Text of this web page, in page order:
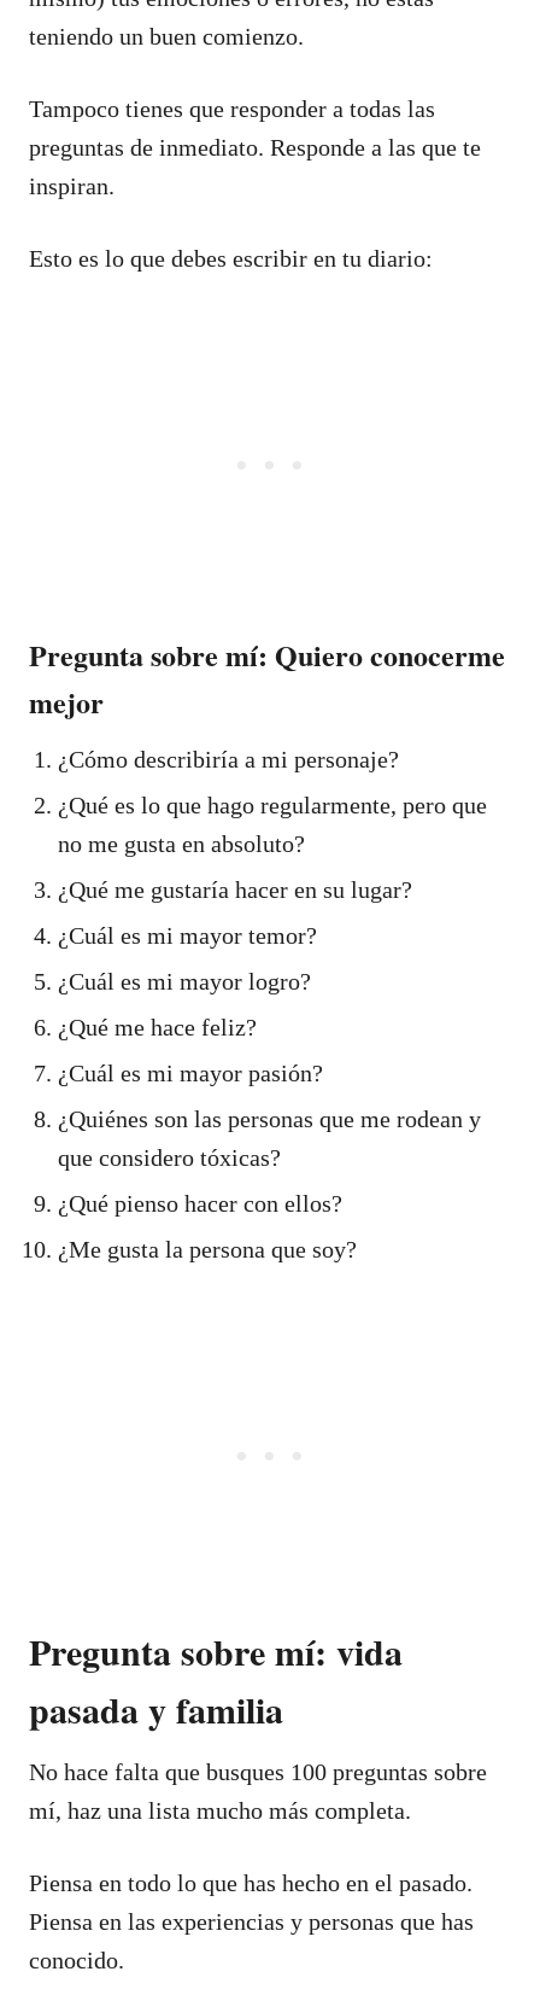
teniendo un buen comienzo.
Tampoco tienes que responder a todas las
preguntas de inmediato. Responde a las que te
inspiran.
Esto es lo que debes escribir en tu diario:
Pregunta sobre mí: Quiero conocerme
mejor
¿Cómo describiría a mi personaje?
¿Qué es lo que hago regularmente, pero que
no me gusta en absoluto?
¿Qué me gustaría hacer en su lugar?
¿Cuál es mi mayor temor?
¿Cuál es mi mayor logro?
¿Qué me hace feliz?
¿Cuál es mi mayor pasión?
¿Quiénes son las personas que me rodean y
que considero tóxicas?
¿Qué pienso hacer con ellos?
¿Me gusta la persona que soy?
Pregunta sobre mí: vida
pasada y familia
No hace falta que busques 100 preguntas sobre
mí, haz una lista mucho más completa.
Piensa en todo lo que has hecho en el pasado.
Piensa en las experiencias y personas que has
conocido.